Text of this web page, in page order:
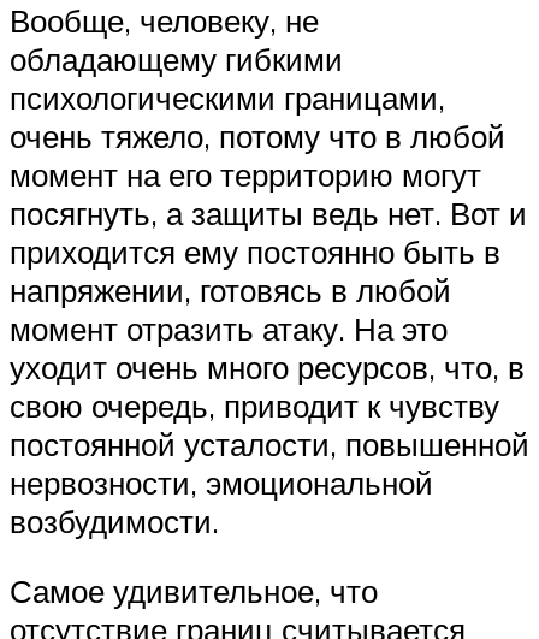
Вообще, человеку, не
обладающему гибкими
психологическими границами,
очень тяжело, потому что в любой
момент на его территорию могут
посягнуть, а защиты ведь нет. Вот и
приходится ему постоянно быть в
напряжении, готовясь в любой
момент отразить атаку. На это
уходит очень много ресурсов, что, в
свою очередь, приводит к чувству
постоянной усталости, повышенной
нервозности, эмоциональной
возбудимости.
Самое удивительное, что
отсутствие границ считывается